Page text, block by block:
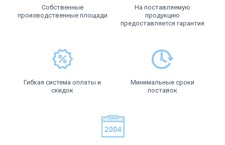
Собственные
производственные площади
На поставляемую
продукцию
предоставляется гарантия
Гибкая система оплаты и
скидок
Минимальные сроки
поставок